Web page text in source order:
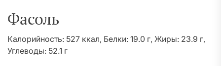
Фасоль
Калорийность: 527 ккал, Белки: 19.0 г, Жиры: 23.9 г,
Углеводы: 52.1 г